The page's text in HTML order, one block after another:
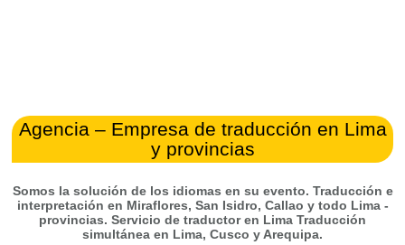
Agencia – Empresa de traducción en Lima
y provincias
Somos la solución de los idiomas en su evento. Traducción e
interpretación en Miraflores, San Isidro, Callao y todo Lima -
provincias. Servicio de traductor en Lima Traducción
simultánea en Lima, Cusco y Arequipa.